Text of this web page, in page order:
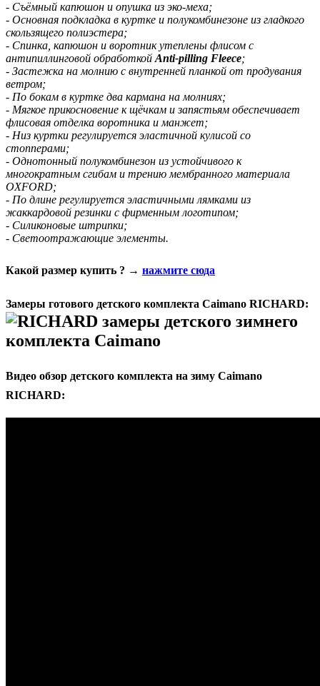
- Съёмный капюшон и опушка из эко-меха;
- Основная подкладка в куртке и полукомбинезоне из гладкого
скользящего полиэстера;
- Спинка, капюшон и воротник утеплены флисом с
антипиллинговой обработкойAnti-pilling Fleece;
- Застежка на молнию с внутренней планкой от продувания
ветром;
- По бокам в куртке два кармана на молниях;
- Мягкое прикосновение к щёчкам и запястьям обеспечивает
флисовая отделка воротника и манжет;
- Низ куртки регулируется эластичной кулисой со
стопперами;
- Однотонный полукомбинезон из устойчивого к
многократным сгибам и трению мембранного материала
OXFORD;
- По длине регулируется эластичными лямками из
жаккардовой резинки с фирменным логотипом;
- Силиконовые штрипки;
- Светоотражающие элементы.
Какой размер купить ? → нажмите сюда
Замеры готового детского комплекта Caimano RICHARD:
Видео обзор детского комплекта на зиму Caimano
RICHARD: